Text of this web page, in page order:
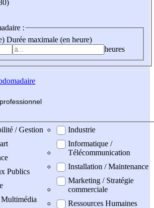
:
Durée maximale (en heure)
heures
fessionnel
/ Gestion
Publics
Industrie
Informatique /
Télécommunication
Installation / Maintenance
Marketing / Stratégie
commerciale
Ressources Humaines